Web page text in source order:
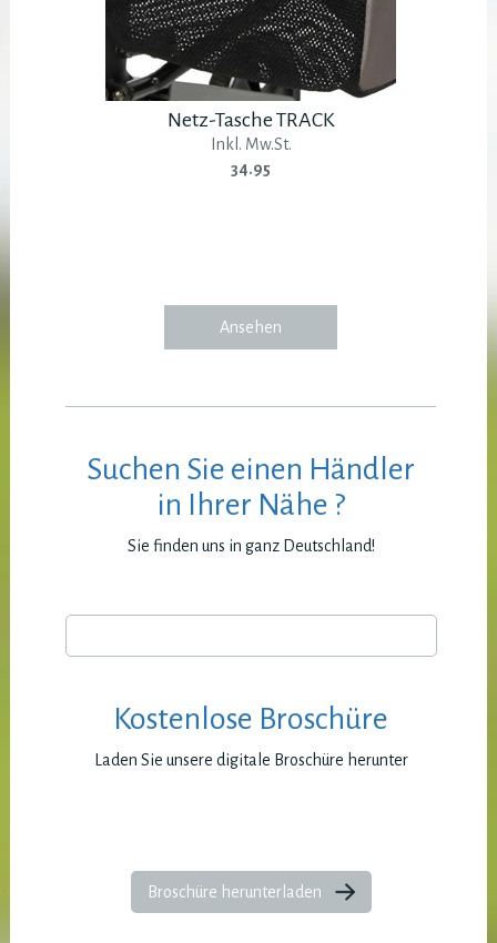
Netz-Tasche TRACK
Inkl. Mw.St.
34.95
Ansehen
Suchen Sie einen Händler
in Ihrer Nähe ?
Sie finden uns in ganz Deutschland!
Kostenlose Broschüre
Laden Sie unsere digitale Broschüre herunter
Broschüre herunterladen